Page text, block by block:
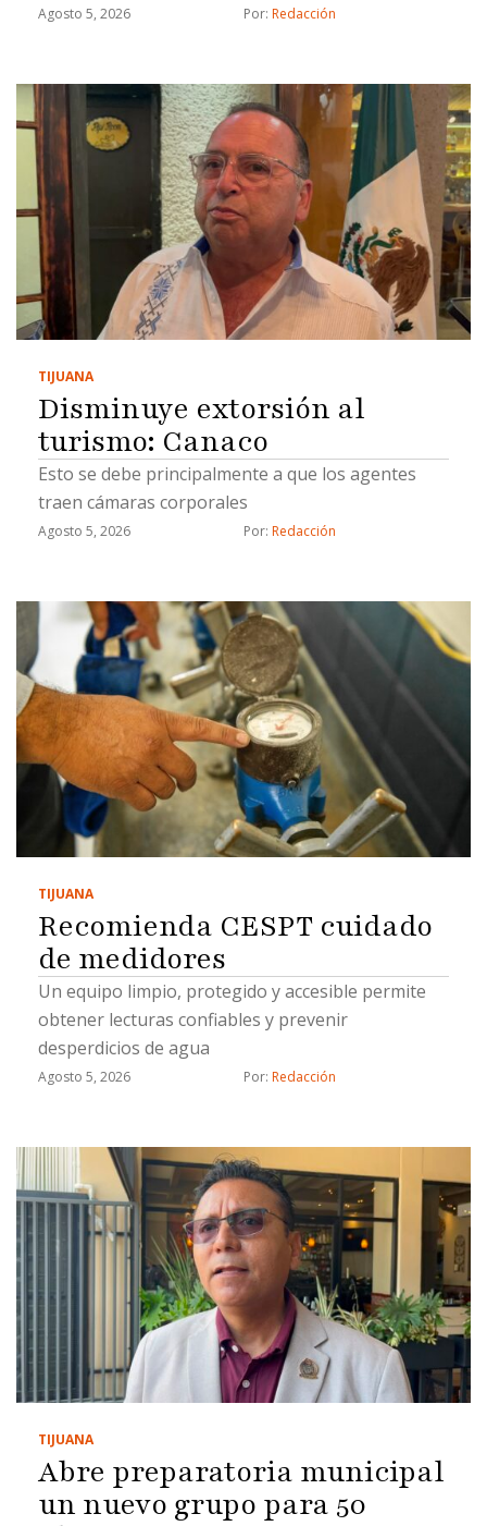
Agosto 5, 2026 Por: Redacción
TIJUANA
Disminuye extorsión al
turismo: Canaco
Esto se debe principalmente a que los agentes
traen cámaras corporales
Agosto 5, 2026 Por: Redacción
TIJUANA
Recomienda CESPT cuidado
de medidores
Un equipo limpio, protegido y accesible permite
obtener lecturas confiables y prevenir
desperdicios de agua
Agosto 5, 2026 Por: Redacción
TIJUANA
Abre preparatoria municipal
un nuevo grupo para 50